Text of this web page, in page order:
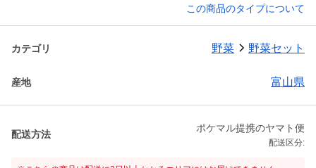
この商品のタイプについて
カテゴリ 野菜 野菜セット
産地 富山県
配送方法
ポケマル提携のヤマト便
配送区分: